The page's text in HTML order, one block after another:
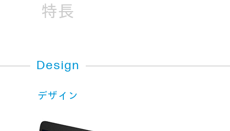
特長
Design
デザイン